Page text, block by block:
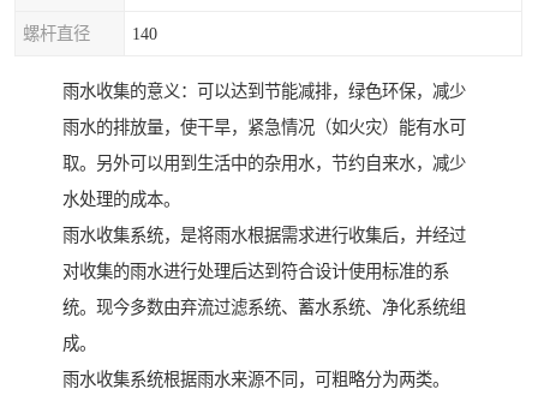
螺杆直径 140
雨水收集的意义：可以达到节能减排，绿色环保，减少
雨水的排放量，使干旱，紧急情况（如火灾）能有水可
取。另外可以用到生活中的杂用水，节约自来水，减少
水处理的成本。
雨水收集系统，是将雨水根据需求进行收集后，并经过
对收集的雨水进行处理后达到符合设计使用标准的系
统。现今多数由弃流过滤系统、蓄水系统、净化系统组
成。
雨水收集系统根据雨水来源不同，可粗略分为两类。